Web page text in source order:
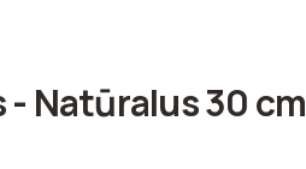
Natūralus 30 cm